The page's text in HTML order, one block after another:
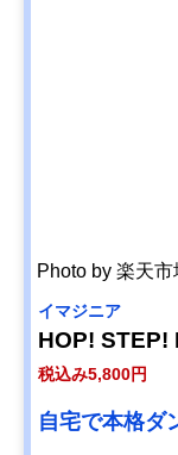
Photo by 楽天市
イマジニア
HOP! STEP!
税込み5,800円
自宅で本格ダ